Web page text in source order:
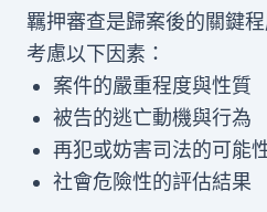
羈押審查是歸案後的關鍵
考慮以下因素：
案件的嚴重程度與性質
被告的逃亡動機與行為
再犯或妨害司法的可能
社會危險性的評估結果